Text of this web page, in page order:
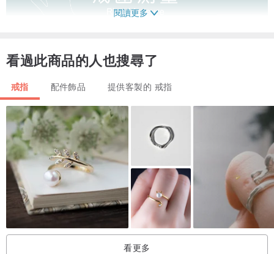
閱讀更多
看過此商品的人也搜尋了
戒指 配件飾品 提供客製的 戒指
看更多